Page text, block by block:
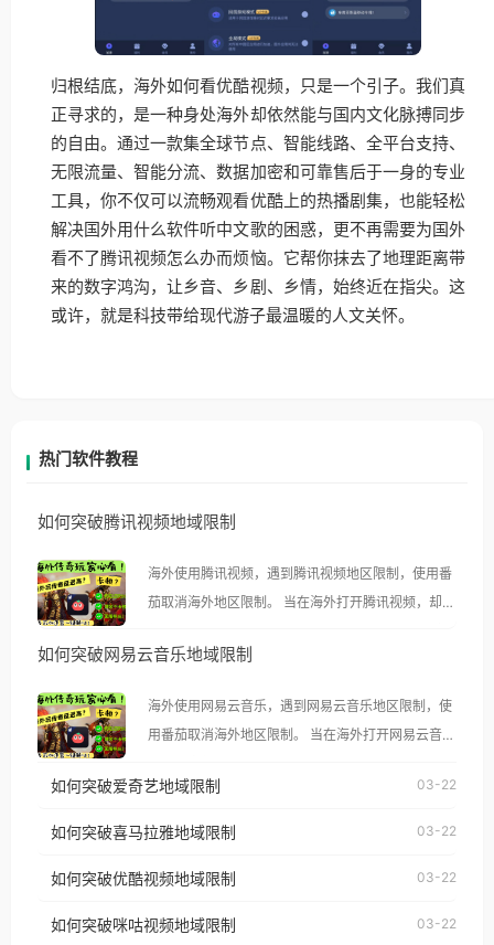
归根结底，海外如何看优酷视频，只是一个引子。我们真
正寻求的，是一种身处海外却依然能与国内文化脉搏同步
的自由。通过一款集全球节点、智能线路、全平台支持、
无限流量、智能分流、数据加密和可靠售后于一身的专业
工具，你不仅可以流畅观看优酷上的热播剧集，也能轻松
解决国外用什么软件听中文歌的困惑，更不再需要为国外
看不了腾讯视频怎么办而烦恼。它帮你抹去了地理距离带
来的数字鸿沟，让乡音、乡剧、乡情，始终近在指尖。这
或许，就是科技带给现代游子最温暖的人文关怀。
热门软件教程
如何突破腾讯视频地域限制
海外使用腾讯视频，遇到腾讯视频地区限制，使用番
茄取消海外地区限制。 当在海外打开腾讯视频，却突
示语。 海外用户如香港、澳门、台湾、美国、加拿
像其他音乐平台一样，出现地区及版权限制问题，且
仅能在中国大陆地区播放。 遇到这个问题的朋友们，
台湾、美国、加拿大、澳大利亚、欧洲等国家和地区
权限制所困扰。
如何突破网易云音乐地域限制
海外使用网易云音乐，遇到网易云音乐地区限制，使
用番茄取消海外地区限制。 当在海外打开网易云音
播放”的提示语。 海外用户如香港、澳门、台湾、美
制问题，且仅能在中国大陆地区播放。 遇到这个问题
户收听网易云音乐地区版权限制」的问题，无论人在
如何突破爱奇艺地域限制 03-22
如何突破喜马拉雅地域限制 03-22
如何突破优酷视频地域限制 03-22
如何突破咪咕视频地域限制 03-22